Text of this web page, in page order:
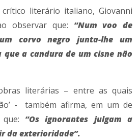
literário italiano, Giovanni
observar que: “Num voo de
corvo negro junta-lhe um
que a candura de um cisne não
literárias – entre as quais
- também afirma, em um de
“Os ignorantes julgam a
da exterioridade”.